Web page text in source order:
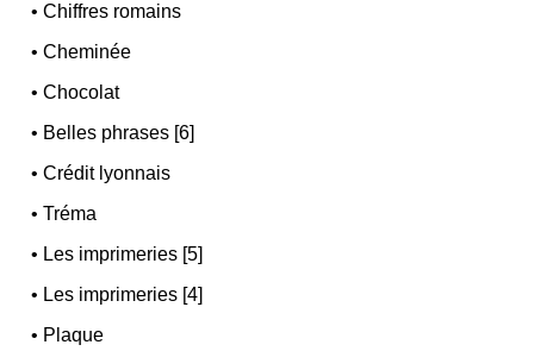
•Chiffres romains
•Cheminée
•Chocolat
• Belles phrases [6]
•Crédit lyonnais
•Tréma
• Les imprimeries [5]
• Les imprimeries [4]
• Plaque